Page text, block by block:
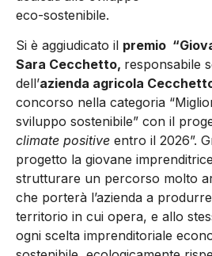
eco-sostenibile.
Si è aggiudicato il premio
Sara Cecchetto, responsabile
dell’azienda agricola
concorso nella categoria
sviluppo sostenibile” con il
climate positive entro il 2026”.
progetto la giovane
strutturare un percorso molto
che porterà l’azienda a
territorio in cui opera, e allo
ogni scelta imprenditoriale